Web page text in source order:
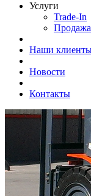
Услуги
Trade-In
Наши
Новости
Контакты